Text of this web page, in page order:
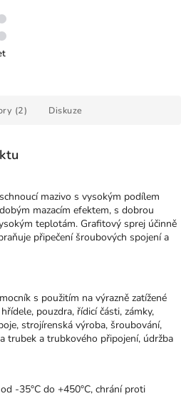
(2) Diskuze
mazivo s vysokým podílem
mazacím efektem, s dobrou
teplotám. Grafitový sprej účinně
připečení šroubových spojení a
s použitím na výrazně zatížené
pouzdra, řídicí části, zámky,
strojírenská výroba, šroubování,
trubek a trubkového připojení, údržba
-35°C do +450°C, chrání proti